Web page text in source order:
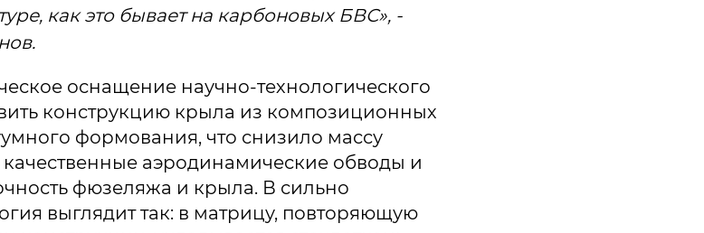
как это бывает на карбоновых БВС», -
оснащение научно-технологического
конструкцию крыла из композиционных
формования, что снизило массу
аэродинамические обводы и
фюзеляжа и крыла. В сильно
выглядит так: в матрицу, повторяющую